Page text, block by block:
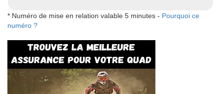
* Numéro de mise en relation valable 5 minutes - Pourquoi ce
numéro ?